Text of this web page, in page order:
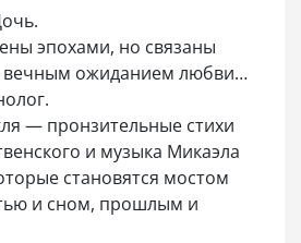
эпохами, но связаны
ожиданием любви…
— пронзительные стихи
и музыка Микаэла
становятся мостом
и сном, прошлым и